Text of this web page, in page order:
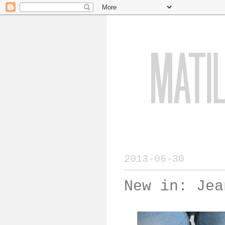
2013-06-30
New in: